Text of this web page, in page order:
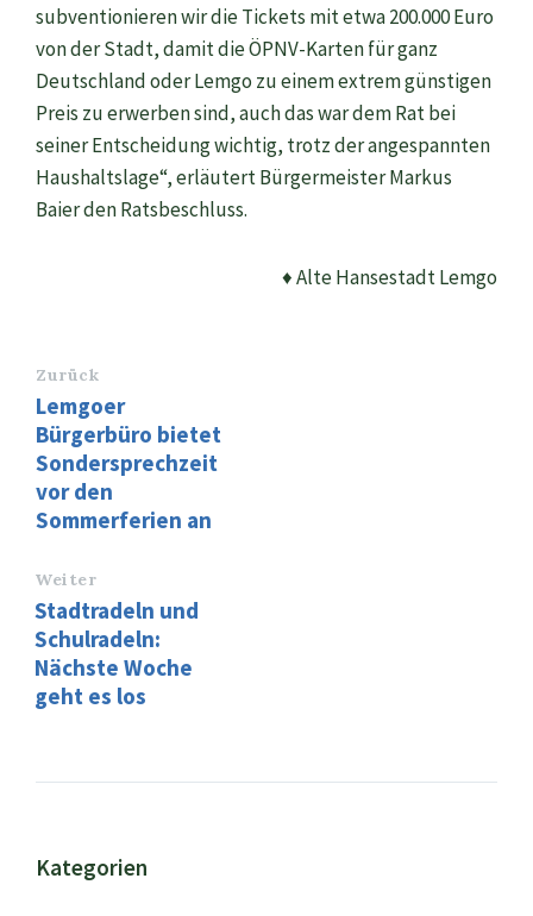
subventionieren wir die Tickets mit etwa 200.000 Euro
von der Stadt, damit die ÖPNV-Karten für ganz
Deutschland oder Lemgo zu einem extrem günstigen
Preis zu erwerben sind, auch das war dem Rat bei
seiner Entscheidung wichtig, trotz der angespannten
Haushaltslage“, erläutert Bürgermeister Markus
Baier den Ratsbeschluss.
♦ Alte Hansestadt Lemgo
Zurück
Lemgoer
Bürgerbüro bietet
Sondersprechzeit
vor den
Sommerferien an
Weiter
Stadtradeln und
Schulradeln:
Nächste Woche
geht es los
Kategorien